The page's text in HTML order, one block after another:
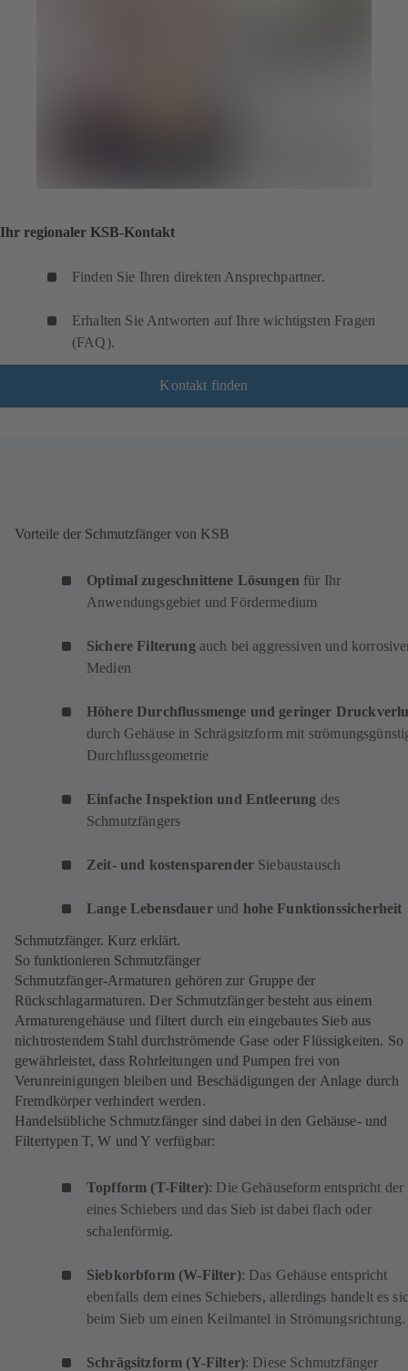
Ihr regionaler KSB-Kontakt
Finden Sie Ihren direkten Ansprechpartner.
Erhalten Sie Antworten auf Ihre wichtigsten Fragen
(FAQ).
Kontakt finden
Vorteile der Schmutzfänger von KSB
Optimal zugeschnittene Lösungen für Ihr
Anwendungsgebiet und Fördermedium
Sichere Filterung auch bei aggressiven und
Medien
Höhere Durchflussmenge und geringer
durch Gehäuse in Schrägsitzform mit
Durchflussgeometrie
Einfache Inspektion und Entleerung des
Schmutzfängers
Zeit- und kostensparender Siebaustausch
Lange Lebensdauer und hohe Funktionssicherheit
Schmutzfänger. Kurz erklärt.
So funktionieren Schmutzfänger
Schmutzfänger-Armaturen gehören zur Gruppe der
Rückschlagarmaturen. Der Schmutzfänger besteht aus einem
Armaturengehäuse und filtert durch ein eingebautes Sieb aus
nichtrostendem Stahl durchströmende Gase oder Flüssigkeiten.
gewährleistet, dass Rohrleitungen und Pumpen frei von
Verunreinigungen bleiben und Beschädigungen der Anlage durch
Fremdkörper verhindert werden.
Handelsübliche Schmutzfänger sind dabei in den Gehäuse- und
Filtertypen T, W und Y verfügbar:
Topfform (T-Filter): Die Gehäuseform entspricht der
eines Schiebers und das Sieb ist dabei flach oder
schalenförmig.
Siebkorbform (W-Filter): Das Gehäuse entspricht
ebenfalls dem eines Schiebers, allerdings handelt es
beim Sieb um einen Keilmantel in Strömungsrichtung.
Schrägsitzform (Y-Filter): Diese Schmutzfänger